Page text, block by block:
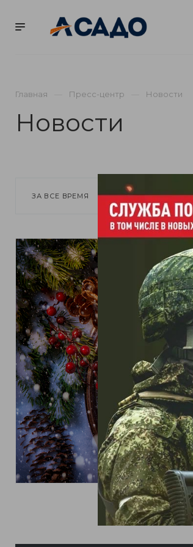
Главная Пресс-центр Новости
Новости
ЗА ВСЕ ВРЕМЯ 2026 2025